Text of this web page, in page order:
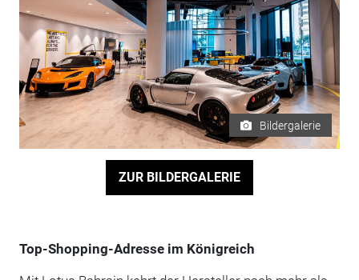
Bildergalerie
ZUR BILDERGALERIE
Top-Shopping-Adresse im Königreich